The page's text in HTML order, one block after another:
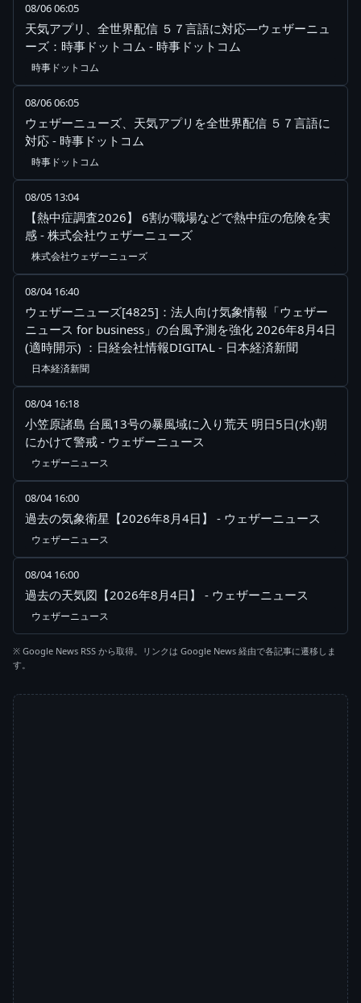
08/06 06:05
天気アプリ、全世界配信 ５７言語に対応―ウェザーニュ
ーズ：時事ドットコム - 時事ドットコム
時事ドットコム
08/06 06:05
ウェザーニューズ、天気アプリを全世界配信 ５７言語に
対応 - 時事ドットコム
時事ドットコム
08/05 13:04
【熱中症調査2026】 6割が職場などで熱中症の危険を実
感 - 株式会社ウェザーニューズ
株式会社ウェザーニューズ
08/04 16:40
ウェザーニューズ[4825]：法人向け気象情報「ウェザー
ニュース for business」の台風予測を強化 2026年8月4日
(適時開示) ：日経会社情報DIGITAL - 日本経済新聞
日本経済新聞
08/04 16:18
小笠原諸島 台風13号の暴風域に入り荒天 明日5日(水)朝
にかけて警戒 - ウェザーニュース
ウェザーニュース
08/04 16:00
過去の気象衛星【2026年8月4日】 - ウェザーニュース
ウェザーニュース
08/04 16:00
過去の天気図【2026年8月4日】 - ウェザーニュース
ウェザーニュース
※ Google News RSS から取得。リンクは Google News 経由で各記事に遷移しま
す。